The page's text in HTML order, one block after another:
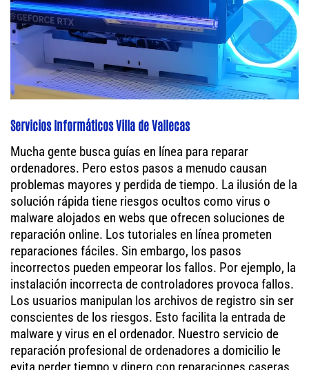
Servicios Informáticos Villa de Vallecas
Mucha gente busca guías en línea para reparar
ordenadores. Pero estos pasos a menudo causan
problemas mayores y perdida de tiempo. La ilusión de la
solución rápida tiene riesgos ocultos como virus o
malware alojados en webs que ofrecen soluciones de
reparación online. Los tutoriales en línea prometen
reparaciones fáciles. Sin embargo, los pasos
incorrectos pueden empeorar los fallos. Por ejemplo, la
instalación incorrecta de controladores provoca fallos.
Los usuarios manipulan los archivos de registro sin ser
conscientes de los riesgos. Esto facilita la entrada de
malware y virus en el ordenador. Nuestro servicio de
reparación profesional de ordenadores a domicilio le